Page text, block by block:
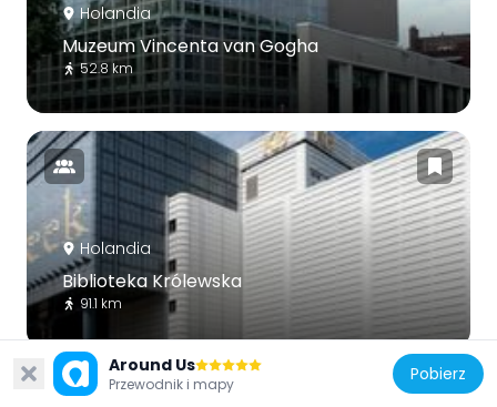
Holandia
Muzeum Vincenta van Gogha
52.8 km
Holandia
Biblioteka Królewska
91.1 km
Around Us
Przewodnik i mapy Pobierz